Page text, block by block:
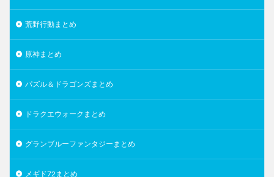
荒野行動まとめ
原神まとめ
パズル＆ドラゴンズまとめ
ドラクエウォークまとめ
グランブルーファンタジーまとめ
メギド72まとめ